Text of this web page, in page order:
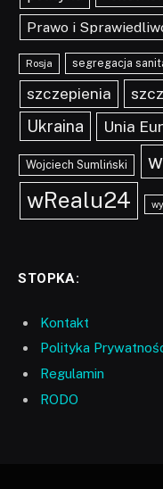
Prawo i
Rosja segregacja
szczepienia
Ukraina Unia
Wojciech Sumliński
wRealu24
STOPKA:
Kontakt
Polityka
Regulamin
RODO